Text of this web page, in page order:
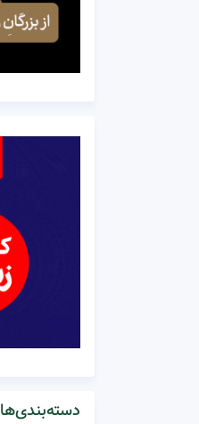
دسته‌بندی‌ها